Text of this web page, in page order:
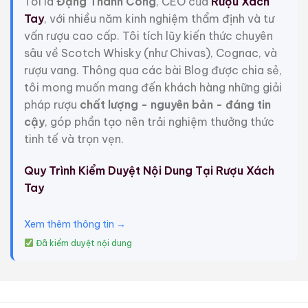
Đặc biệt, phiên bảnOld Pali Road Whiskey 2024
cập bến tạiruouxachtay.comtheo đường hàng
không (xách tay) đang trở thành tâm điểm săn đón.
Hãy cùng chúng tôi khám phá lý do tại sao dòng
Whiskey này lại có sức hút mãnh liệt đến vậy.
1. Ko‘olau Distillery: Câu Chuyện Về Những Người
Lính Thủy Quân Lục Chiến
Đằng sau mỗi chai rượu ngon là một câu chuyện cảm
Ko‘olau Distillery
công nghiệp khổng lồ; nó là tâm huyết của hai cựu
quân nhân Thủy quân lục chiến Mỹ – Eric và Ian.
Sứ mệnh:Họ muốn tạo ra một dòng Whiskey phản
ánh đúng tinh thần của Hawaii: Kiên cường, thuần
Tay, với nhiều năm kinh nghiệm thẩm định và tư
vấn rượu cao cấp. Tôi tích lũy kiến thức chuyên
sâu về Scotch Whisky (như Chivas), Cognac, và
rượu vang. Thông qua các bài Blog được chia sẻ,
tôi mong muốn mang đến khách hàng những giải
pháp rượu chất lượng - nguyên bản - đáng tin
cậy, góp phần tạo nên trải nghiệm thưởng thức
tinh tế và trọn vẹn.
Quy Trình Kiểm Duyệt Nội Dung Tại Rượu Xách
Tay
Xem thêm thông tin →
Đã kiểm duyệt nội dung